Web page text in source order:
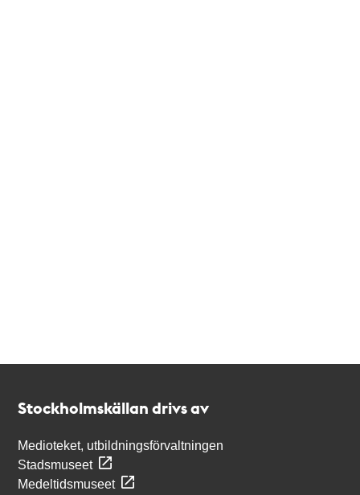
Stockholmskällan drivs av
Medioteket, utbildningsförvaltningen
Stadsmuseet
Medeltidsmuseet